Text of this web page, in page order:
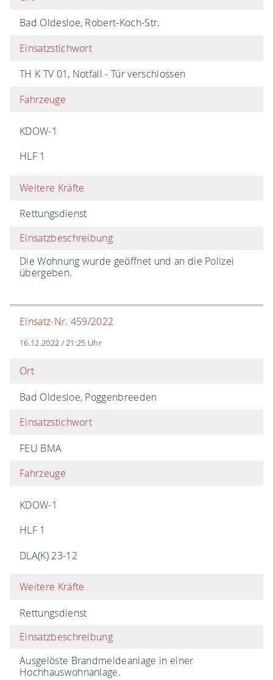
Bad Oldesloe, Robert-Koch-Str.
Einsatzstichwort
TH K TV 01, Notfall - Tür verschlossen
Fahrzeuge
KDOW-1
HLF 1
Weitere Kräfte
Rettungsdienst
Einsatzbeschreibung
Die Wohnung wurde geöffnet und an die Polizei
übergeben.
Einsatz-Nr. 459/2022
16.12.2022 / 21:25 Uhr
Ort
Bad Oldesloe, Poggenbreeden
Einsatzstichwort
FEU BMA
Fahrzeuge
KDOW-1
HLF 1
DLA(K) 23-12
Weitere Kräfte
Rettungsdienst
Einsatzbeschreibung
Ausgelöste Brandmeldeanlage in einer
Hochhauswohnanlage.